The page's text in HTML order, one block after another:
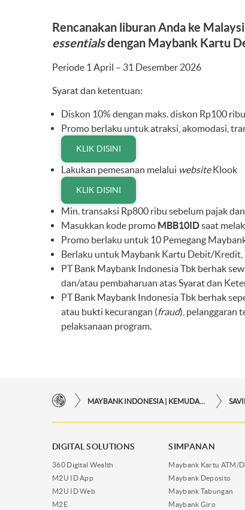
Rencanakan liburan Anda ke
essentialsdengan Maybank Kartu
Periode 1 April – 31 Desember 2026
Syarat dan ketentuan:
Diskon 10% dengan maks. diskon Rp100
Promo berlaku untuk atraksi, akomodasi,
KLIK DISINI
Lakukan pemesanan melalui websiteKlook
KLIK DISINI
Min. transaksi Rp800 ribu sebelum pajak
Masukkan kode promo MBB10IDsaat
Promo berlaku untuk 10 Pemegang
Berlaku untuk Maybank Kartu Debit/
PT Bank Maybank Indonesia Tbk berhak
dan/atau pembaharuan atas Syarat dan
PT Bank Maybank Indonesia Tbk berhak
atau bukti kecurangan (fraud), pelanggaran
pelaksanaan program.
DIGITAL SOLUTIONS
360 Digital Wealth
M2U ID App
M2U ID Web
M2E
SIMPANAN
Maybank Kartu ATM/
Maybank Deposito
Maybank Tabungan
Maybank Giro